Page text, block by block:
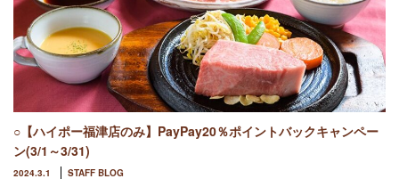
○【ハイポー福津店のみ】PayPay20％ポイントバックキャンペー
ン(3/1～3/31)
2024.3.1 STAFF BLOG